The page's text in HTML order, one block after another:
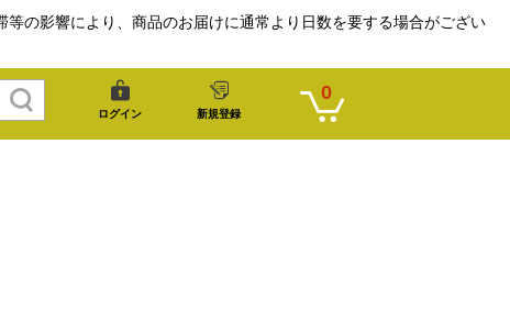
の影響により、商品のお届けに通常より日数を要する場合がござい
ログイン 新規登録
0